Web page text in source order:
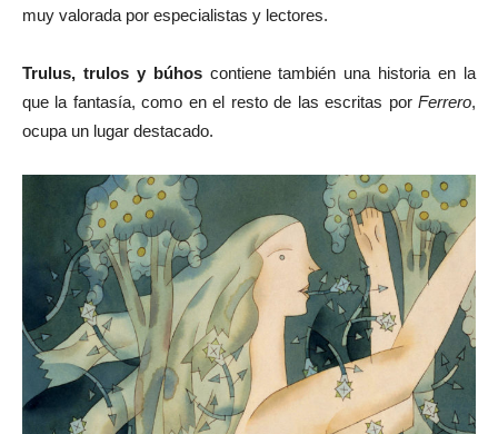
muy valorada por especialistas y lectores.
Trulus, trulos y búhos contiene también una historia en la
que la fantasía, como en el resto de las escritas por Ferrero,
ocupa un lugar destacado.